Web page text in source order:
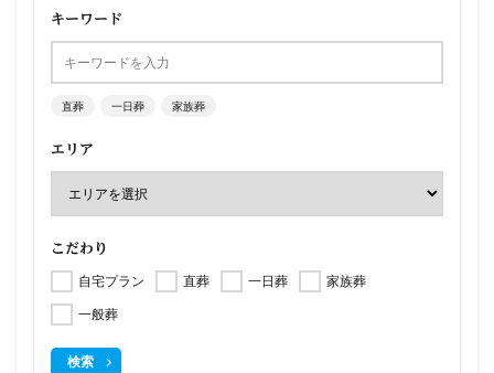
キーワード
直葬 一日葬 家族葬
エリア
こだわり
自宅プラン 直葬 一日葬
家族葬
一般葬
検索